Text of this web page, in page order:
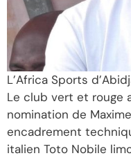
L’Africa Sports
Le club vert et rouge
nomination de
encadrement
italien Toto Nobile